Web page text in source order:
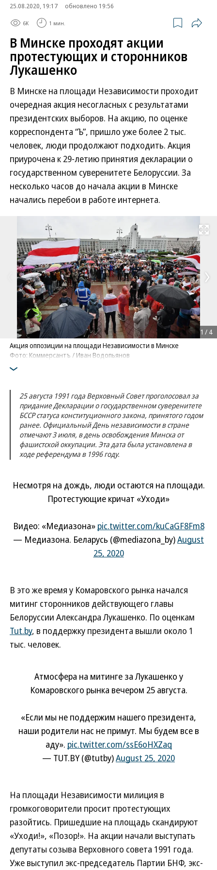
25.08.2020, 19:17
обновлено 19:56
6K 1 мин.
В Минске проходят акции
протестующих и сторонников
Лукашенко
В Минске на площади Независимости проходит
очередная акция несогласных с результатами
президентских выборов. На акцию, по оценке
корреспондента “Ъ”, пришло уже более 2 тыс.
человек, люди продолжают подходить. Акция
приурочена к 29-летию принятия декларации о
государственном суверенитете Белоруссии. За
несколько часов до начала акции в Минске
начались перебои в работе интернета.
Развернуть
Акция оппозиции на площади Независимости в Минске
Фото: Коммерсантъ / Иван Водопьянов
1 / 4
25 августа 1991 года Верховный Совет проголосовал за
придание Декларации о государственном суверенитете
БССР статуса конституционного закона, принятого годом
ранее. Официальный День независимости в стране
отмечают 3 июля, в день освобождения Минска от
фашистской оккупации. Эта дата была установлена в
ходе референдума в 1996 году.
Несмотря на дождь, люди остаются на площади.
Протестующие кричат «Уходи»
Видео: «Медиазона» pic.twitter.com/kuCaGF8Fm8
— Медиазона. Беларусь (@mediazona_by)August
25, 2020
В это же время у Комаровского рынка начался
митинг сторонников действующего главы
Белоруссии Александра Лукашенко. По оценкам
Tut.by, в поддержку президента вышли около 1
тыс. человек.
Атмосфера на митинге за Лукашенко у
Комаровского рынка вечером 25 августа.
«Если мы не поддержим нашего президента,
наши родители нас не примут. Мы будем все в
аду». pic.twitter.com/ssE6oHXZaq
— TUT.BY (@tutby)August 25, 2020
На площади Независимости милиция в
громкоговорители просит протестующих
разойтись. Пришедшие на площадь скандируют
«Уходи!», «Позор!». На акции начали выступать
депутаты созыва Верховного совета 1991 года.
Уже выступил экс-председатель Партии БНФ, экс-